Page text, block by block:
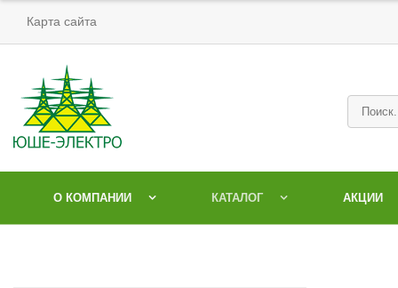
Карта сайта
О КОМПАНИИ КАТАЛОГ АКЦИИ